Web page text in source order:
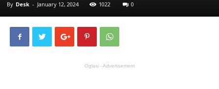
By Desk - January 12, 2024 1022 0
Oglasi - Advertisement